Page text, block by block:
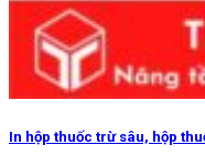
In hộp thuốc trừ sâu, hộp